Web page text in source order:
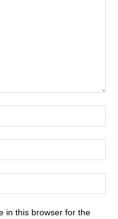
in this browser for the